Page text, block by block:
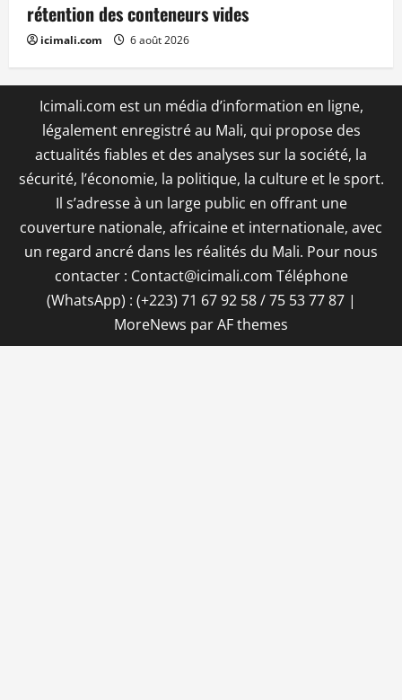
rétention des conteneurs vides
icimali.com 6 août 2026
Icimali.com est un média d’information en ligne,
légalement enregistré au Mali, qui propose des
actualités fiables et des analyses sur la société, la
sécurité, l’économie, la politique, la culture et le sport.
Il s’adresse à un large public en offrant une
couverture nationale, africaine et internationale, avec
un regard ancré dans les réalités du Mali. Pour nous
contacter : Contact@icimali.com Téléphone
(WhatsApp) : (+223) 71 67 92 58 / 75 53 77 87 |
MoreNews par AF themes